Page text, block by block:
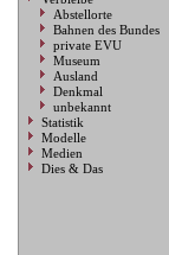
Abstellorte
Bahnen des Bundes
private EVU
Museum
Ausland
Denkmal
unbekannt
Statistik
Modelle
Medien
Dies & Das